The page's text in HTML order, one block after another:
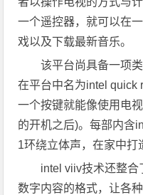
一个遥控器，就可以在
戏以及下载最新音乐。
该平台尚具备一项
在平台中名为intel quick
一个按键就能像使用电
的开机之后)。每部内含
1环绕立体声，在家中打
intel viiv技术还整合
数字内容的格式，让各